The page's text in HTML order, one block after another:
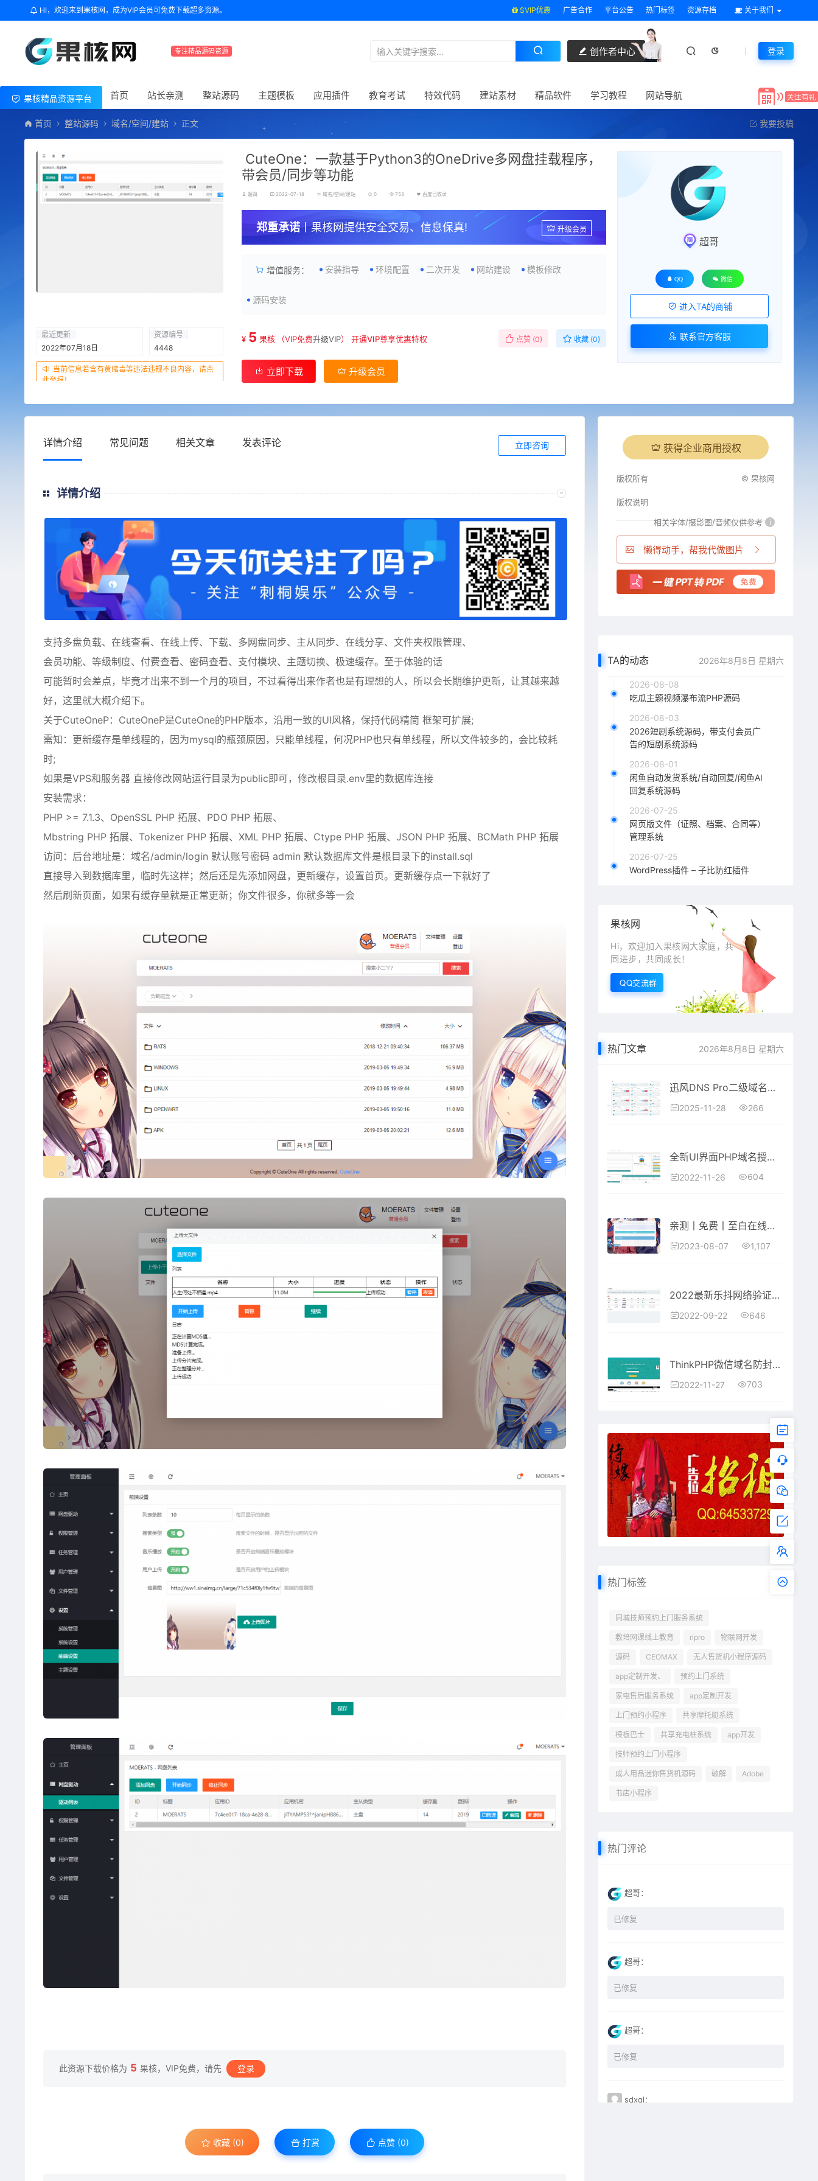
HI，欢迎来到果核网，成为VIP会员可免费下载超多资源。 SVIP优惠 广告合作 平台公告 热门标签 资源存档 关于我们
专注精品源码资源 创作者中心 登录
果核精品资源平台 首页 站长亲测 整站源码 主题模板 应用插件 教育考试 特效代码 建站素材 精品软件 学习教程 网站导航
首页 整站源码 域名/空间/建站 正文 我要投稿
最近更新
2022年07月18日
资源编号
4448
当前信息若含有黄赌毒等违法违规不良内容，请点
此举报！
CuteOne：一款基于Python3的OneDrive多网盘挂载程序，
带会员/同步等功能
超哥 2022-07-18 域名/空间/建站 0 753 百度已收录
郑重承诺丨果核网提供安全交易、信息保真! 升级会员
增值服务： 安装指导 环境配置 二次开发 网站建设 模板修改
源码安装
¥ 5 果核 （VIP免费升级VIP）开通VIP尊享优惠特权 点赞 (0) 收藏 (0)
立即下载 升级会员
超哥
QQ 微信
进入TA的商铺
联系官方客服
详情介绍 常见问题 相关文章 发表评论 立即咨询
详情介绍
支持多盘负载、在线查看、在线上传、下载、多网盘同步、主从同步、在线分享、文件夹权限管理、
会员功能、等级制度、付费查看、密码查看、支付模块、主题切换、极速缓存。至于体验的话
可能暂时会差点，毕竟才出来不到一个月的项目，不过看得出来作者也是有理想的人，所以会长期维护更新，让其越来越
好，这里就大概介绍下。
关于CuteOneP：CuteOneP是CuteOne的PHP版本，沿用一致的UI风格，保持代码精简 框架可扩展;
需知：更新缓存是单线程的，因为mysql的瓶颈原因，只能单线程，何况PHP也只有单线程，所以文件较多的，会比较耗
时;
如果是VPS和服务器 直接修改网站运行目录为public即可，修改根目录.env里的数据库连接
安装需求：
PHP >= 7.1.3、OpenSSL PHP 拓展、PDO PHP 拓展、
Mbstring PHP 拓展、Tokenizer PHP 拓展、XML PHP 拓展、Ctype PHP 拓展、JSON PHP 拓展、BCMath PHP 拓展
访问：后台地址是：域名/admin/login 默认账号密码 admin 默认数据库文件是根目录下的install.sql
直接导入到数据库里，临时先这样；然后还是先添加网盘，更新缓存，设置首页。更新缓存点一下就好了
然后刷新页面，如果有缓存量就是正常更新；你文件很多，你就多等一会
此资源下载价格为 5 果核，VIP免费，请先 登录
收藏 (0) 打赏 点赞 (0)
获得企业商用授权
版权所有 © 果核网
版权说明
相关字体/摄影图/音频仅供参考 i
懒得动手，帮我代做图片
TA的动态 2026年8月8日 星期六
2026-08-08
吃瓜主题视频瀑布流PHP源码
2026-08-03
2026短剧系统源码，带支付会员广
告的短剧系统源码
2026-08-01
闲鱼自动发货系统/自动回复/闲鱼AI
回复系统源码
2026-07-25
网页版文件（证照、档案、合同等）
管理系统
2026-07-25
WordPress插件 – 子比防红插件
果核网
Hi，欢迎加入果核网大家庭，共
同进步，共同成长！
QQ交流群
热门文章 2026年8月8日 星期六
迅风DNS Pro二级域名分发V2.3.3系统源码
2025-11-28 266
全新UI界面PHP域名授权系统源码 卡密自助授权
2022-11-26 604
亲测丨免费丨至白在线扒站系统PHP源码免费下载
2023-08-07 1,107
2022最新乐抖网络验证系统源码_站长亲测
2022-09-22 646
ThinkPHP微信域名防封防红检测API平台源码
2022-11-27 703
热门标签
同城技师预约上门服务系统
教培网课线上教育 ripro 物联网开发
源码 CEOMAX 无人售货机小程序源码
app定制开发、 预约上门系统
家电售后服务系统 app定制开发
上门预约小程序 共享摩托艇系统
模板巴士 共享充电桩系统 app开发
技师预约上门小程序
成人用品迷你售货机源码 破解 Adobe
书店小程序
热门评论
超哥：
已修复
超哥：
已修复
超哥：
已修复
sdxql：